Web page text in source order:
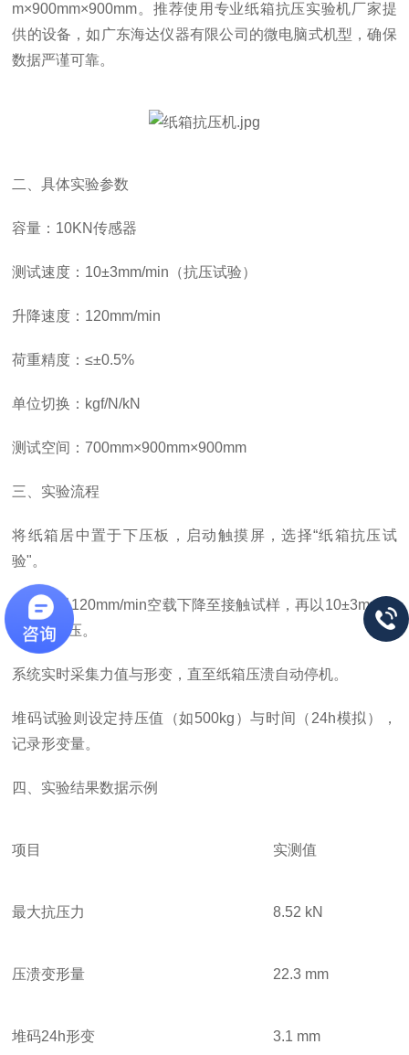
m×900mm×900mm。推荐使用专业纸箱抗压实验机厂家提
供的设备，如广东海达仪器有限公司的微电脑式机型，确保
数据严谨可靠。
二、具体实验参数
容量： 10KN传感器
测试速度： 10±3mm/min（抗压试验）
升降速度： 120mm/min
荷重精度：≤±0.5%
单位切换： kgf/N/kN
测试空间：700mm×900mm×900mm
三、实验流程
将纸箱居中置于下压板，启动触摸屏，选择“纸箱抗压试
验"。
上压板以120mm/min空载下降至接触试样，再以10±3mm/m
in匀速加压。
系统实时采集力值与形变，直至纸箱压溃自动停机。
堆码试验则设定持压值（如500kg）与时间（24h模拟），
记录形变量。
四、实验结果数据示例
项目 实测值
最大抗压力 8.52 kN
压溃变形量 22.3 mm
堆码24h形变 3.1 mm